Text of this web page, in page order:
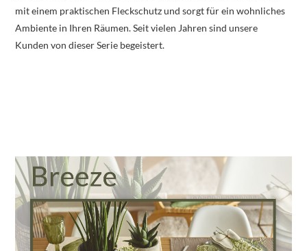
mit einem praktischen Fleckschutz und sorgt für ein wohnliches
Ambiente in Ihren Räumen. Seit vielen Jahren sind unsere
Kunden von dieser Serie begeistert.